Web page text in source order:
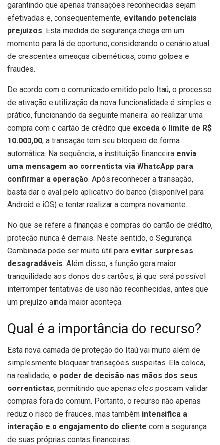
garantindo que apenas transações reconhecidas sejam
efetivadas e, consequentemente, evitando potenciais
prejuízos. Esta medida de segurança chega em um
momento para lá de oportuno, considerando o cenário atual
de crescentes ameaças cibernéticas, como golpes e
fraudes.
De acordo com o comunicado emitido pelo Itaú, o processo
de ativação e utilização da nova funcionalidade é simples e
prático, funcionando da seguinte maneira: ao realizar uma
compra com o cartão de crédito que exceda o limite de R$
10.000,00, a transação tem seu bloqueio de forma
automática. Na sequência, a instituição financeira envia
uma mensagem ao correntista via WhatsApp para
confirmar a operação. Após reconhecer a transação,
basta dar o aval pelo aplicativo do banco (disponível para
Android e iOS) e tentar realizar a compra novamente.
No que se refere a finanças e compras do cartão de crédito,
proteção nunca é demais. Neste sentido, o Segurança
Combinada pode ser muito útil para evitar surpresas
desagradáveis. Além disso, a função gera maior
tranquilidade aos donos dos cartões, já que será possível
interromper tentativas de uso não reconhecidas, antes que
um prejuízo ainda maior aconteça.
Qual é a importância do recurso?
Esta nova camada de proteção do Itaú vai muito além de
simplesmente bloquear transações suspeitas. Ela coloca,
na realidade, o poder de decisão nas mãos dos seus
correntistas, permitindo que apenas eles possam validar
compras fora do comum. Portanto, o recurso não apenas
reduz o risco de fraudes, mas também intensifica a
interação e o engajamento do cliente com a segurança
de suas próprias contas financeiras.